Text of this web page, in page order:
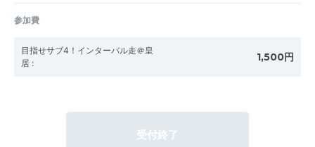
参加費
目指せサブ4！インターバル走＠皇
居 : 1,500円
受付終了